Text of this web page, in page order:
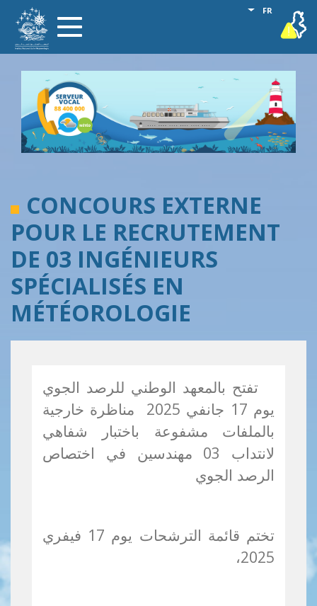
contenu
Toggle
navigation
FR
Lister les
vigilance
CONCOURS EXTERNE
POUR LE RECRUTEMENT
DE 03 INGÉNIEURS
SPÉCIALISÉS EN
MÉTÉOROLOGIE
تفتح بالمعهد الوطني للرصد الجوي
يوم 17 جانفي 2025 مناظرة خارجية
بالملفات مشفوعة باختبار شفاهي
لانتداب 03 مهندسين في اختصاص
الرصد الجوي
تختم قائمة الترشحات يوم 17 فيفري
2025،